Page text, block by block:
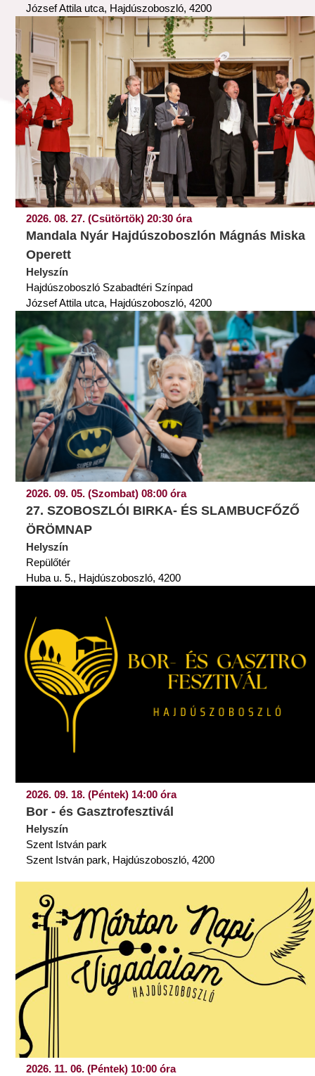
József Attila utca, Hajdúszoboszló, 4200
2026. 08. 27. (Csütörtök) 20:30 óra
Mandala Nyár Hajdúszoboszlón Mágnás Miska
Operett
Helyszín
Hajdúszoboszló Szabadtéri Színpad
József Attila utca, Hajdúszoboszló, 4200
2026. 09. 05. (Szombat) 08:00 óra
27. SZOBOSZLÓI BIRKA- ÉS SLAMBUCFŐZŐ
ÖRÖMNAP
Helyszín
Repülőtér
Huba u. 5., Hajdúszoboszló, 4200
2026. 09. 18. (Péntek) 14:00 óra
Bor - és Gasztrofesztivál
Helyszín
Szent István park
Szent István park, Hajdúszoboszló, 4200
2026. 11. 06. (Péntek) 10:00 óra